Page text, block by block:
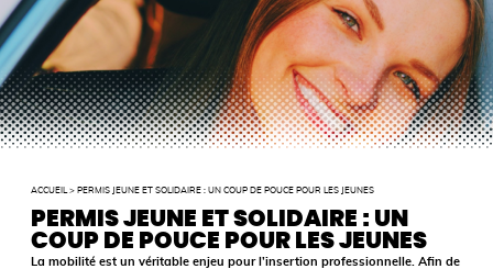
ACCUEIL > PERMIS JEUNE ET SOLIDAIRE : UN COUP DE POUCE POUR LES JEUNES
PERMIS JEUNE ET SOLIDAIRE : UN
COUP DE POUCE POUR LES JEUNES
La mobilité est un véritable enjeu pour l’insertion professionnelle. Afin de